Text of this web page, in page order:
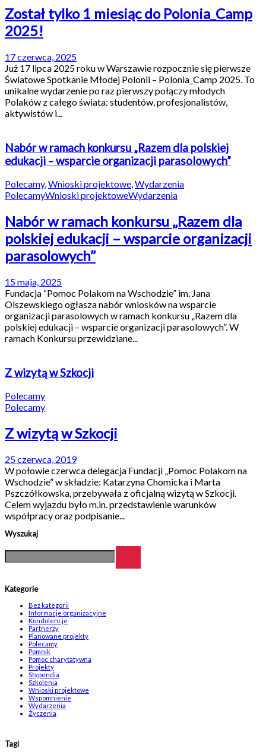
Został tylko 1 miesiąc do Polonia_Camp
2025!
17 czerwca, 2025
Już 17 lipca 2025 roku w Warszawie rozpocznie się pierwsze
Światowe Spotkanie Młodej Polonii – Polonia_Camp 2025. To
unikalne wydarzenie po raz pierwszy połączy młodych
Polaków z całego świata: studentów, profesjonalistów,
aktywistów i...
Nabór w ramach konkursu „Razem dla polskiej
edukacji – wsparcie organizacji parasolowych”
Polecamy,Wnioski projektowe,Wydarzenia
PolecamyWnioski projektoweWydarzenia
Nabór w ramach konkursu „Razem dla
polskiej edukacji – wsparcie organizacji
parasolowych”
15 maja, 2025
Fundacja “Pomoc Polakom na Wschodzie” im. Jana
Olszewskiego ogłasza nabór wniosków na wsparcie
organizacji parasolowych w ramach konkursu „Razem dla
polskiej edukacji – wsparcie organizacji parasolowych”. W
ramach Konkursu przewidziane...
Z wizytą w Szkocji
Polecamy
Polecamy
Z wizytą w Szkocji
25 czerwca, 2019
W połowie czerwca delegacja Fundacji „Pomoc Polakom na
Wschodzie” w składzie: Katarzyna Chomicka i Marta
Pszczółkowska, przebywała z oficjalną wizytą w Szkocji.
Celem wyjazdu było m.in. przedstawienie warunków
współpracy oraz podpisanie...
Wyszukaj
Kategorie
Bez kategorii
Informacje organizacyjne
Kondolencje
Partnerzy
Planowane projekty
Polecamy
Pomnik
Pomoc charytatywna
Projekty
Stypendia
Szkolenia
Wnioski projektowe
Wspomnienie
Wydarzenia
Życzenia
Tagi